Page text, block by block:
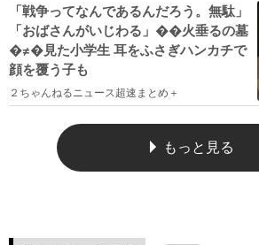
「戦争ってなんであるんだろう。無駄」
「おばさんがいじわる」��火垂るの墓
�≠�見た小学生 耳をふさぎハンカチで
顔を覆う子も
２ちゃんねるニュース超速まとめ＋
もっと見る